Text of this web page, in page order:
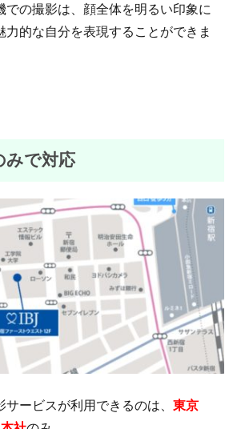
での撮影は、顔全体を明るい印象に
力的な自分を表現することができま
みで対応
サービスが利用できるのは、東京